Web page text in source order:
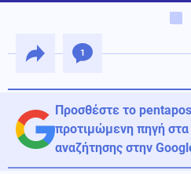
1
Προσθέστε το
προτιμώμενη πηγή
αναζήτησης στην